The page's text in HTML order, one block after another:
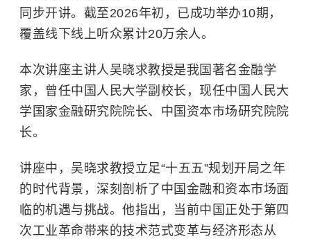
同步开讲。截至2026年初，已成功举办10期，
覆盖线下线上听众累计20万余人。
本次讲座主讲人吴晓求教授是我国著名金融学
家，曾任中国人民大学副校长，现任中国人民大
学国家金融研究院院长、中国资本市场研究院院
长。
讲座中，吴晓求教授立足“十五五”规划开局之年
的时代背景，深刻剖析了中国金融和资本市场面
临的机遇与挑战。他指出，当前中国正处于第四
次工业革命带来的技术范式变革与经济形态从